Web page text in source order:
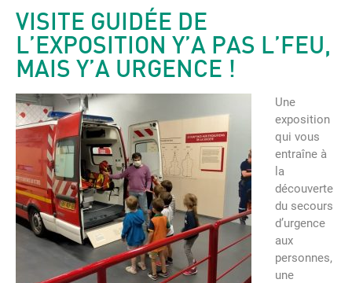
VISITE GUIDÉE DE
L’EXPOSITION Y’A PAS L’FEU,
MAIS Y’A URGENCE !
Une
exposition
qui vous
entraîne à
la
découverte
du secours
d’urgence
aux
personnes,
une